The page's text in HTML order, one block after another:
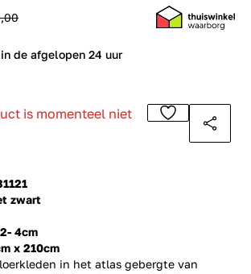
zwart
4cm
x 210cm
in het atlas gebergte van
de afgelopen 24 uur
is momenteel niet